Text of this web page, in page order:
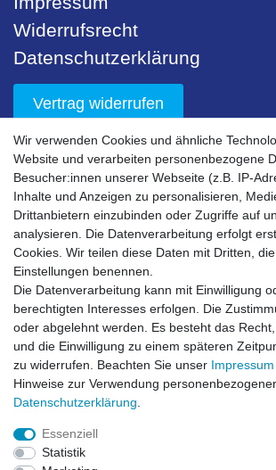
Widerrufsrecht
Datenschutzerklärung
Vertrag widerrufen
Unser Service
Sicherheit
Nachhaltigkeit
Downloads
Bestell- & Servicehotline
Akzeptierte
Wir verwenden Cookies und ähnliche
Website und verarbeiten personenbezogene
Besucher:innen unserer Webseite (z.B. IP-
Inhalte und Anzeigen zu personalisieren,
Drittanbietern einzubinden oder Zugriffe auf
analysieren. Die Datenverarbeitung erfolgt
Cookies. Wir teilen diese Daten mit Dritten,
Einstellungen benennen.
Die Datenverarbeitung kann mit Einwilligung
berechtigten Interesses erfolgen. Die
oder abgelehnt werden. Es besteht das
und die Einwilligung zu einem späteren
zu widerrufen. Beachten Sie unser Impressum
Hinweise zur Verwendung
Daten­schutz­erklärung
Essenziell
Statistik